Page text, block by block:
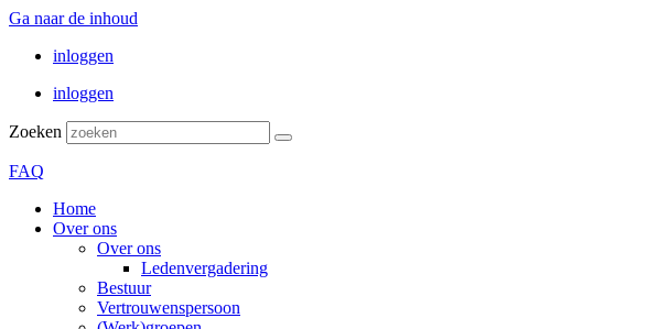
Ga naar de inhoud
inloggen
inloggen
Zoeken
FAQ
Home
Over ons
Over ons
Ledenvergadering
Bestuur
Vertrouwenspersoon